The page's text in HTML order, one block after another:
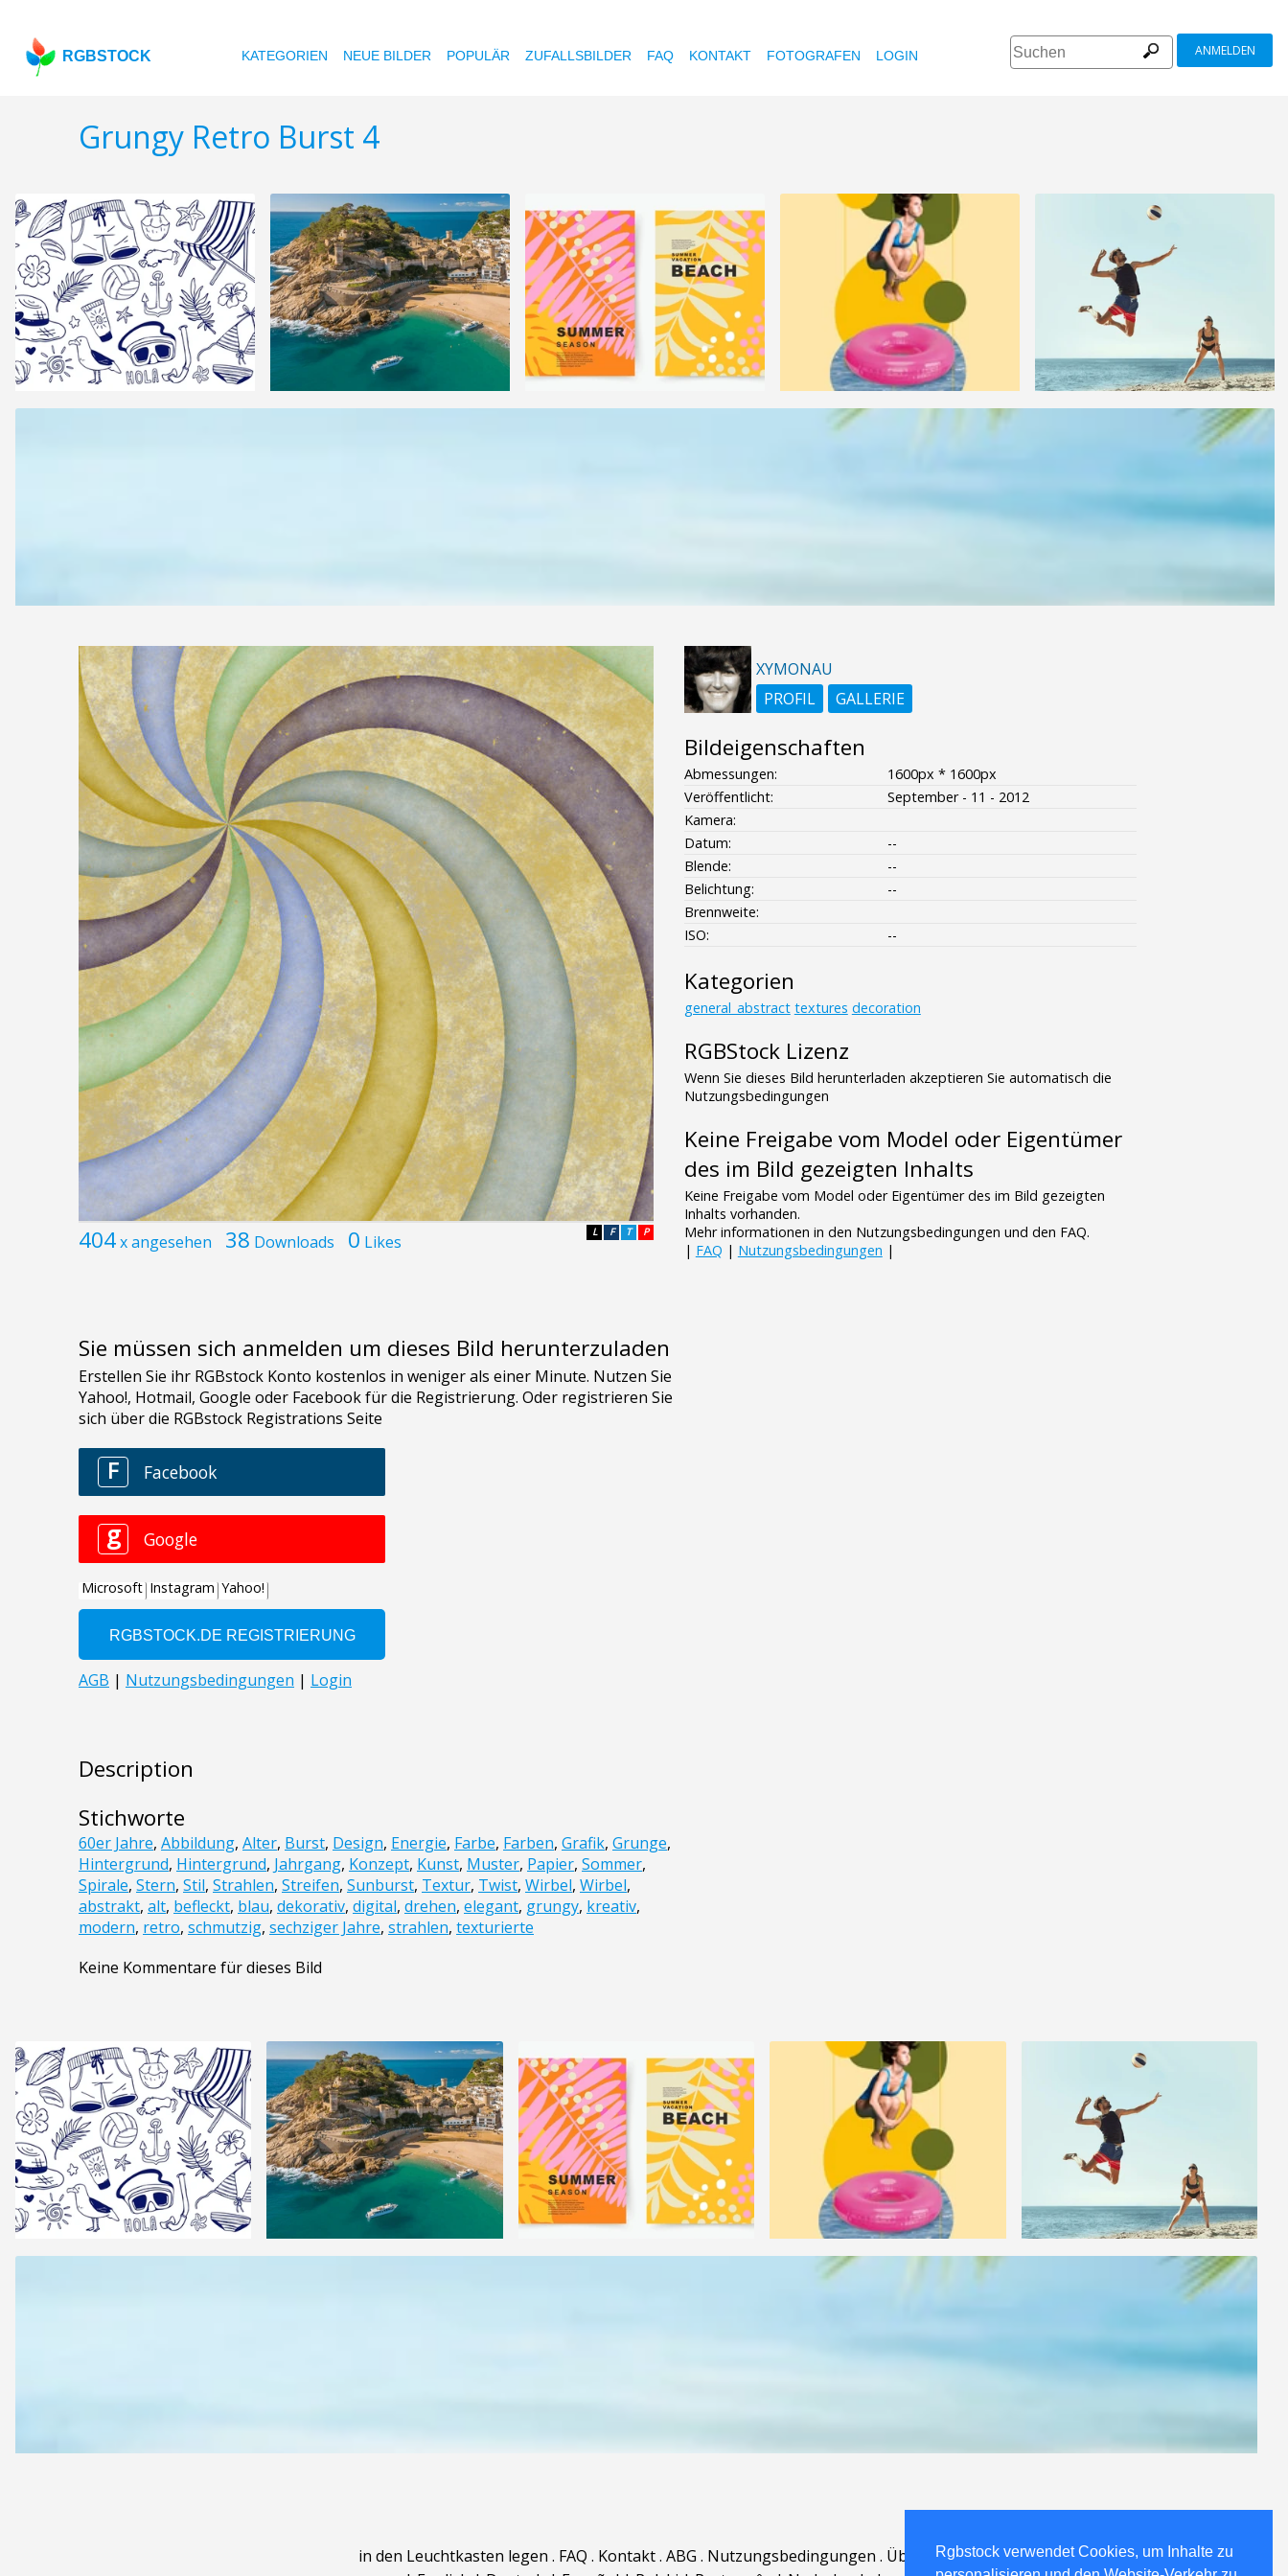
Rgbstock verwendet Cookies, um Inhalte zu
RGBSTOCK KATEGORIEN NEUE BILDER POPULÄR ZUFALLSBILDER FAQ KONTAKT FOTOGRAFEN LOGIN ANMELDEN
Grungy Retro Burst 4
404x angesehen 38 Downloads 0 Likes P
T
F
L
Sie müssen sich anmelden um dieses Bild herunterzuladen
Description
Stichworte
60er Jahre, Abbildung, Alter, Burst, Design, Energie, Farbe, Farben, Grafik, Grunge,
Hintergrund, Hintergrund, Jahrgang, Konzept, Kunst, Muster, Papier, Sommer,
Spirale, Stern, Stil, Strahlen, Streifen, Sunburst, Textur, Twist, Wirbel, Wirbel,
abstrakt, alt, befleckt, blau, dekorativ, digital, drehen, elegant, grungy, kreativ,
modern, retro, schmutzig, sechziger Jahre, strahlen, texturierte
Keine Kommentare für dieses Bild
XYMONAU
PROFIL
GALLERIE
Bildeigenschaften
Abmessungen:
1600px * 1600px
Veröffentlicht:
September - 11 - 2012
Kamera:
Datum:
--
Blende:
--
Belichtung:
--
Brennweite:
ISO:
--
Kategorien
general_abstract textures decoration
RGBStock Lizenz
Wenn Sie dieses Bild herunterladen akzeptieren Sie automatisch die
Nutzungsbedingungen
Keine Freigabe vom Model oder Eigentümer
des im Bild gezeigten Inhalts
Keine Freigabe vom Model oder Eigentümer des im Bild gezeigten
Inhalts vorhanden.
Mehr informationen in den Nutzungsbedingungen und den FAQ.
| FAQ | Nutzungsbedingungen |
in den Leuchtkasten legen . FAQ . Kontakt. ABG . Nutzungsbedingungen . Über